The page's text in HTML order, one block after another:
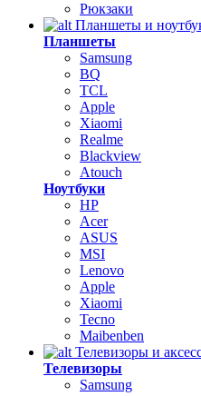
Рюкзаки
Планшеты и
Планшеты
Samsung
BQ
TCL
Apple
Xiaomi
Realme
Blackview
Atouch
Ноутбуки
HP
Acer
ASUS
MSI
Lenovo
Apple
Xiaomi
Tecno
Maibenben
Телевизоры и
Телевизоры
Samsung